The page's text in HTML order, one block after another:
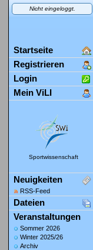
Nicht eingeloggt.
Startseite
Registrieren
Login
Mein ViLI
Sportwissenschaft
Neuigkeiten
RSS-Feed
Dateien
Veranstaltungen
Sommer 2026
Winter 2025/26
Archiv